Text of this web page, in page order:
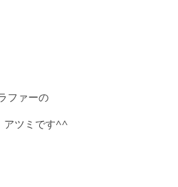
ファーの
ツミです^^